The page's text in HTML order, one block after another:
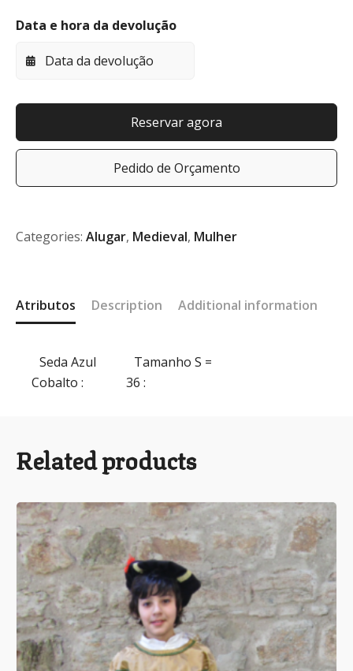
Data e hora da devolução
Reservar agora
Pedido de Orçamento
Categories: Alugar, Medieval, Mulher
Atributos Description Additional information
Seda Azul
Cobalto :
Tamanho S =
36 :
Related products